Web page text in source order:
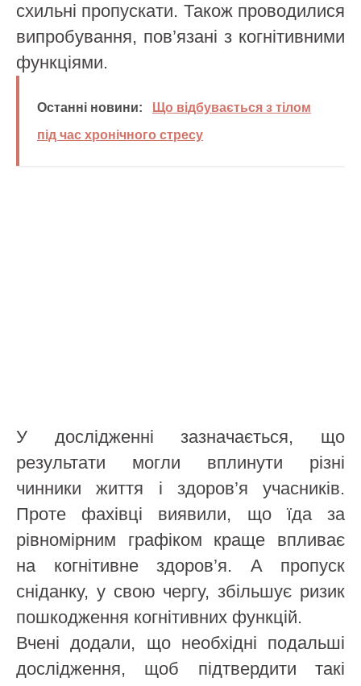
схильні пропускати. Також проводилися
випробування, пов’язані з когнітивними
функціями.
Останні новини:
Що відбувається з тілом
під час хронічного стресу
У дослідженні зазначається, що
результати могли вплинути різні
чинники життя і здоров’я учасників.
Проте фахівці виявили, що їда за
рівномірним графіком краще впливає
на когнітивне здоров’я. А пропуск
сніданку, у свою чергу, збільшує ризик
пошкодження когнітивних функцій.
Вчені додали, що необхідні подальші
дослідження, щоб підтвердити такі